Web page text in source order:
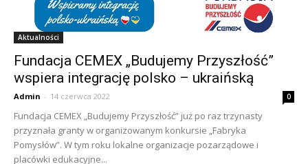
Aktualności
Fundacja CEMEX „Budujemy Przyszłość”
wspiera integrację polsko – ukraińską
Admin - 14 czerwca 2022 0
Fundacja CEMEX „Budujemy Przyszłość” już po raz trzynasty
przyznała granty w organizowanym konkursie „Fabryka
Pomysłów”. W tym roku lokalne organizacje pozarządowe i
placówki edukacyjne...